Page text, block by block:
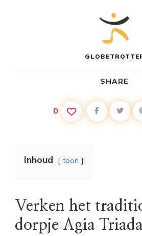
SHARE
0
Inhoud toon
Verken het
dorpje Agia